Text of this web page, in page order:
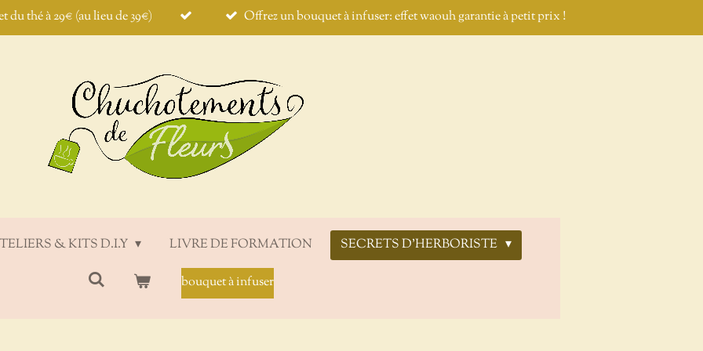
thé à 29€ (au lieu de 39€) Offrez un bouquet à infuser: effet waouh garantie à petit prix !
& KITS D.I.Y LIVRE DE FORMATION SECRETS D'HERBORISTE
bouquet à infuser